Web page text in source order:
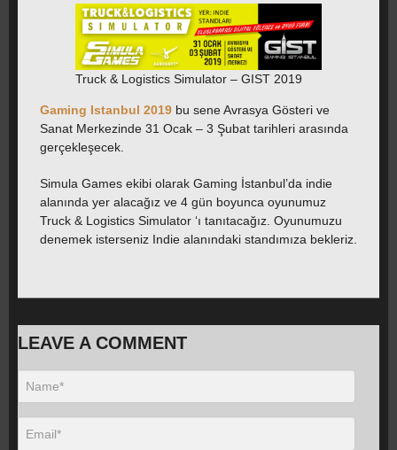
Truck & Logistics Simulator – GIST 2019
Gaming Istanbul 2019 bu sene Avrasya Gösteri ve
Sanat Merkezinde 31 Ocak – 3 Şubat tarihleri arasında
gerçekleşecek.
Simula Games ekibi olarak Gaming İstanbul’da indie
alanında yer alacağız ve 4 gün boyunca oyunumuz
Truck & Logistics Simulator ‘ı tanıtacağız. Oyunumuzu
denemek isterseniz Indie alanındaki standımıza bekleriz.
LEAVE A COMMENT